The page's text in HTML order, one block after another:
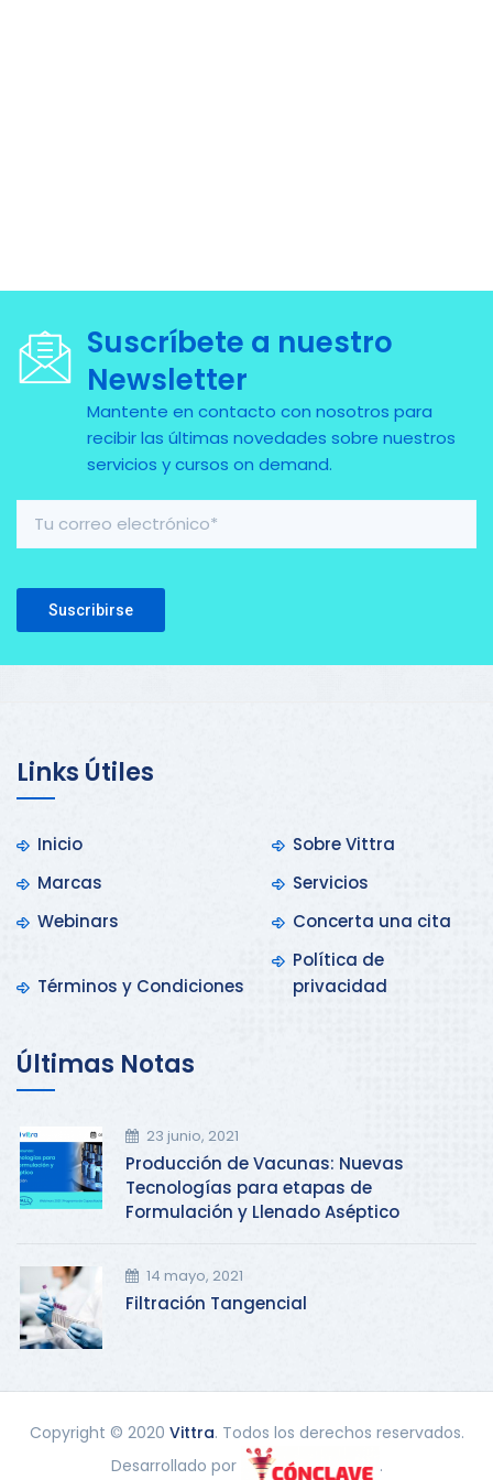
Suscríbete a nuestro
Newsletter
Mantente en contacto con nosotros para
recibir las últimas novedades sobre nuestros
servicios y cursos on demand.
Please leave this field empty.
Links Útiles
Inicio
Sobre Vittra
Marcas
Servicios
Webinars
Concerta una cita
Términos y Condiciones
Política de
privacidad
Últimas Notas
23 junio, 2021
Producción de Vacunas: Nuevas
Tecnologías para etapas de
Formulación y Llenado Aséptico
14 mayo, 2021
Filtración Tangencial
Copyright © 2020 Vittra. Todos los derechos reservados.
Desarrollado por
.